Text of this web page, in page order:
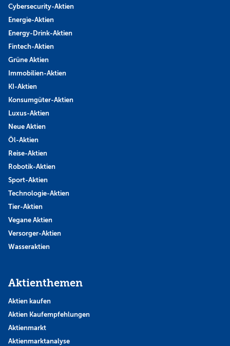
Cybersecurity-Aktien
Energie-Aktien
Energy-Drink-Aktien
Fintech-Aktien
Grüne Aktien
Immobilien-Aktien
KI-Aktien
Konsumgüter-Aktien
Luxus-Aktien
Neue Aktien
Öl-Aktien
Reise-Aktien
Robotik-Aktien
Sport-Aktien
Technologie-Aktien
Tier-Aktien
Vegane Aktien
Versorger-Aktien
Wasseraktien
Aktienthemen
Aktien kaufen
Aktien Kaufempfehlungen
Aktienmarkt
Aktienmarktanalyse